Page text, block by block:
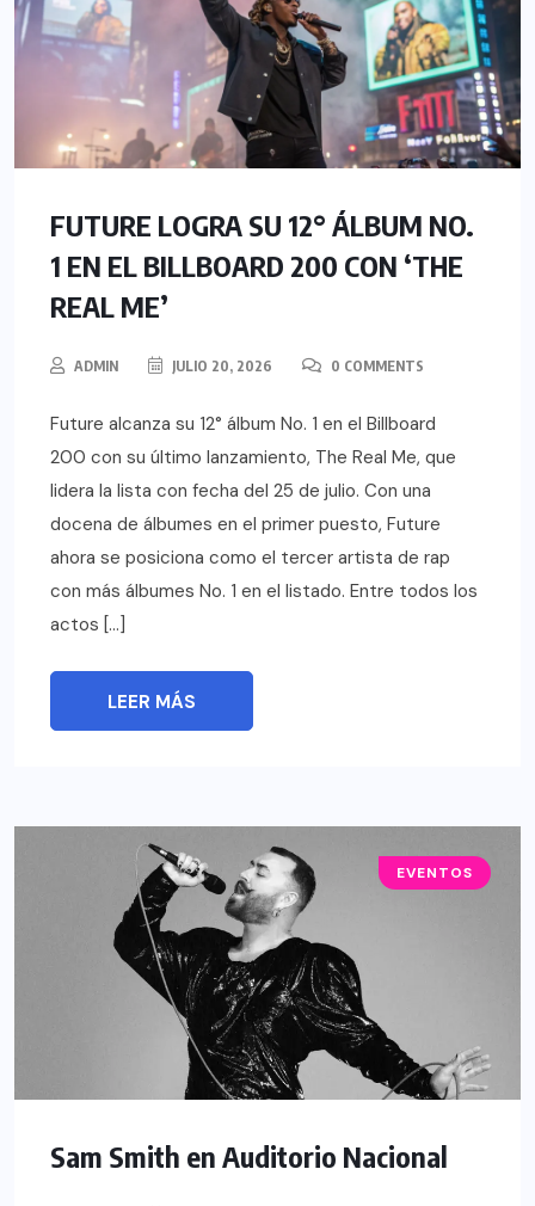
FUTURE LOGRA SU 12° ÁLBUM NO.
1 EN EL BILLBOARD 200 CON ‘THE
REAL ME’
ADMIN JULIO 20, 2026 0 COMMENTS
Future alcanza su 12° álbum No. 1 en el Billboard
200 con su último lanzamiento, The Real Me, que
lidera la lista con fecha del 25 de julio. Con una
docena de álbumes en el primer puesto, Future
ahora se posiciona como el tercer artista de rap
con más álbumes No. 1 en el listado. Entre todos los
actos […]
LEER MÁS
EVENTOS
Sam Smith en Auditorio Nacional